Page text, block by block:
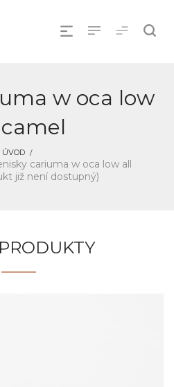
w oca low
ÚVOD
cariuma w oca low all
již není dostupný)